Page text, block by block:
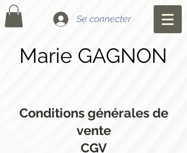
Se connecter
Marie GAGNON
Conditions générales de
vente
CGV